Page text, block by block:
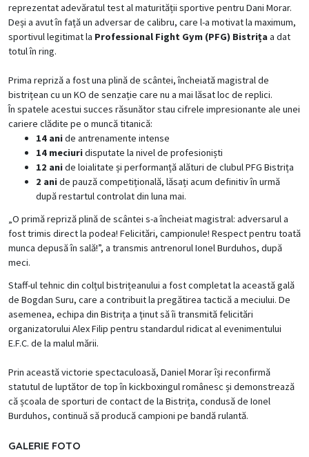
reprezentat adevăratul test al maturității sportive pentru Dani Morar.
Deși a avut în față un adversar de calibru, care l-a motivat la maximum,
sportivul legitimat la Professional Fight Gym (PFG) Bistrițaa dat
totul în ring.
Prima repriză a fost una plină de scântei, încheiată magistral de
bistrițean cu un KO de senzație care nu a mai lăsat loc de replici.
În spatele acestui succes răsunător stau cifrele impresionante ale unei
cariere clădite pe o muncă titanică:
14 anide antrenamente intense
14 meciuridisputate la nivel de profesioniști
12 anide loialitate și performanță alături de clubul PFG Bistrița
2 anide pauză competițională, lăsați acum definitiv în urmă
după restartul controlat din luna mai.
„O primă repriză plină de scântei s-a încheiat magistral: adversarul a
fost trimis direct la podea! Felicitări, campionule! Respect pentru toată
munca depusă în sală!”, a transmis antrenorul Ionel Burduhos, după
meci.
Staff-ul tehnic din colțul bistrițeanului a fost completat la această gală
de Bogdan Suru, care a contribuit la pregătirea tactică a meciului. De
asemenea, echipa din Bistrița a ținut să îi transmită felicitări
organizatorului Alex Filip pentru standardul ridicat al evenimentului
E.F.C. de la malul mării.
Prin această victorie spectaculoasă, Daniel Morar își reconfirmă
statutul de luptător de top în kickboxingul românesc și demonstrează
că școala de sporturi de contact de la Bistrița, condusă de Ionel
Burduhos, continuă să producă campioni pe bandă rulantă.
GALERIE FOTO